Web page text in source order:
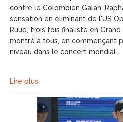
contre le Colombien Galan,
sensation en éliminant de l'US
Ruud, trois fois finaliste en
montré à tous, en commençant
niveau dans le concert mondial.
Lire plus